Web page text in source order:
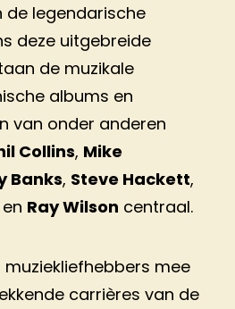
de legendarische
deze uitgebreide
de muzikale
albums en
van onder anderen
Collins, Mike
Banks, Steve Hackett,
en Ray Wilson centraal.
muziekliefhebbers mee
carrières van de